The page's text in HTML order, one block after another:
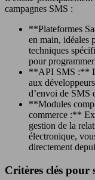
campagnes SMS :
**Plateformes
en main, idéales
techniques
pour
**API SMS :**
aux
d’envoi de SMS
**Modules
commerce :**
gestion de la
électronique,
directement
Critères clés pour